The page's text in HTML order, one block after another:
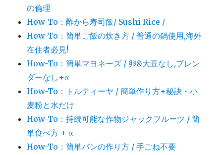
の倫理
How-To：酢から寿司飯/ Sushi Rice /
How-To：簡単ご飯の炊き方 / 普通の鍋使用,海外
在住者必見!
How-To：簡単マヨネーズ / 卵&大豆なし,ブレン
ダーなし+α
How-To：トルティーヤ / 簡単作り方+秘訣・小
麦粉と水だけ
How-To：持続可能な作物ジャックフルーツ / 簡
単食べ方 + α
How-To：簡単パンの作り方 / 手ごね不要